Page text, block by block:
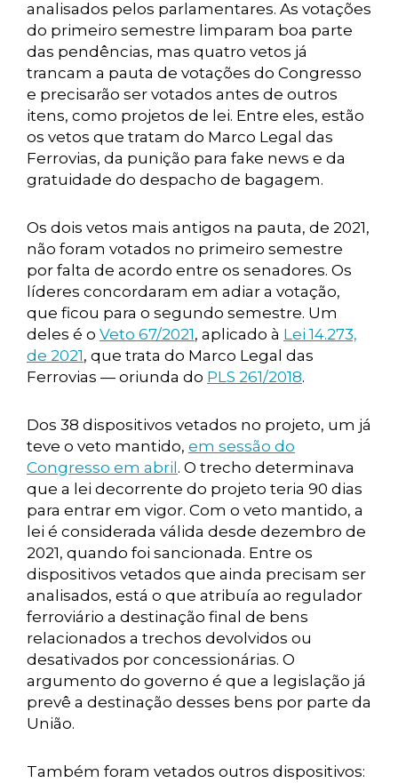
analisados pelos parlamentares. As votações
do primeiro semestre limparam boa parte
das pendências, mas quatro vetos já
trancam a pauta de votações do Congresso
e precisarão ser votados antes de outros
itens, como projetos de lei. Entre eles, estão
os vetos que tratam do Marco Legal das
Ferrovias, da punição para fake news e da
gratuidade do despacho de bagagem.
Os dois vetos mais antigos na pauta, de 2021,
não foram votados no primeiro semestre
por falta de acordo entre os senadores. Os
líderes concordaram em adiar a votação,
que ficou para o segundo semestre. Um
deles é o Veto 67/2021, aplicado à Lei 14.273,
de 2021, que trata do Marco Legal das
Ferrovias — oriunda do PLS 261/2018.
Dos 38 dispositivos vetados no projeto, um já
teve o veto mantido, em sessão do
Congresso em abril . O trecho determinava
que a lei decorrente do projeto teria 90 dias
para entrar em vigor. Com o veto mantido, a
lei é considerada válida desde dezembro de
2021, quando foi sancionada. Entre os
dispositivos vetados que ainda precisam ser
analisados, está o que atribuía ao regulador
ferroviário a destinação final de bens
relacionados a trechos devolvidos ou
desativados por concessionárias. O
argumento do governo é que a legislação já
prevê a destinação desses bens por parte da
União.
Também foram vetados outros dispositivos: